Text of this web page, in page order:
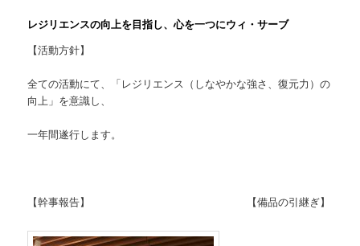
レジリエンスの向上を目指し、心を一つにウィ・サーブ
【活動方針】
全ての活動にて、「レジリエンス（しなやかな強さ、復元力）の
向上」を意識し、
一年間遂行します。
【幹事報告】 【備品の引継ぎ】